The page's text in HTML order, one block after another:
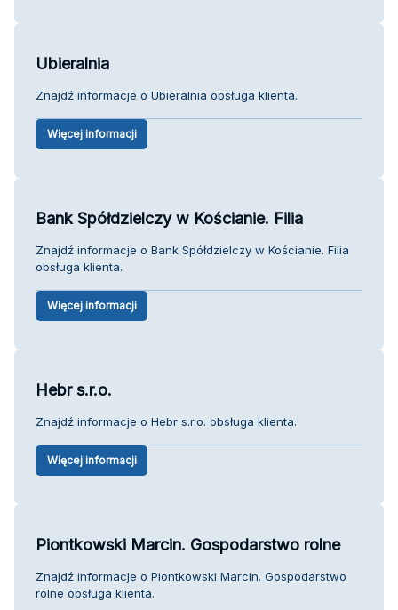
Ubieralnia
Znajdź informacje o Ubieralnia obsługa klienta.
Więcej informacji
Bank Spółdzielczy w Kościanie. Filia
Znajdź informacje o Bank Spółdzielczy w Kościanie. Filia
obsługa klienta.
Więcej informacji
Hebr s.r.o.
Znajdź informacje o Hebr s.r.o. obsługa klienta.
Więcej informacji
Piontkowski Marcin. Gospodarstwo rolne
Znajdź informacje o Piontkowski Marcin. Gospodarstwo
rolne obsługa klienta.